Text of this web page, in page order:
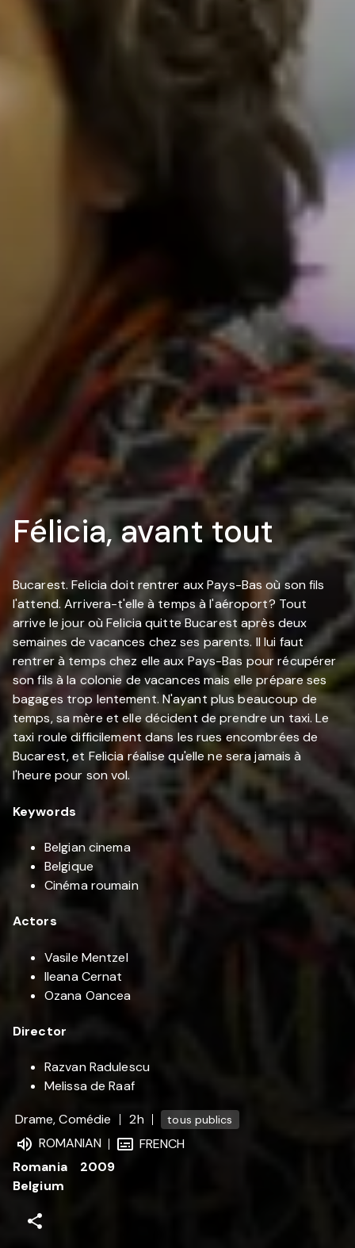
Félicia, avant tout
Bucarest. Felicia doit rentrer aux Pays-Bas où son fils
l'attend. Arrivera-t'elle à temps à l'aéroport? Tout
arrive le jour où Felicia quitte Bucarest après deux
semaines de vacances chez ses parents. Il lui faut
rentrer à temps chez elle aux Pays-Bas pour récupérer
son fils à la colonie de vacances mais elle prépare ses
bagages trop lentement. N'ayant plus beaucoup de
temps, sa mère et elle décident de prendre un taxi. Le
taxi roule difficilement dans les rues encombrées de
Bucarest, et Felicia réalise qu'elle ne sera jamais à
l'heure pour son vol.
Keywords
Belgian cinema
Belgique
Cinéma roumain
Actors
Vasile Mentzel
Ileana Cernat
Ozana Oancea
Director
Razvan Radulescu
Melissa de Raaf
Drame, Comédie
2h tous publics
ROMANIAN
FRENCH
Romania
Belgium
2009